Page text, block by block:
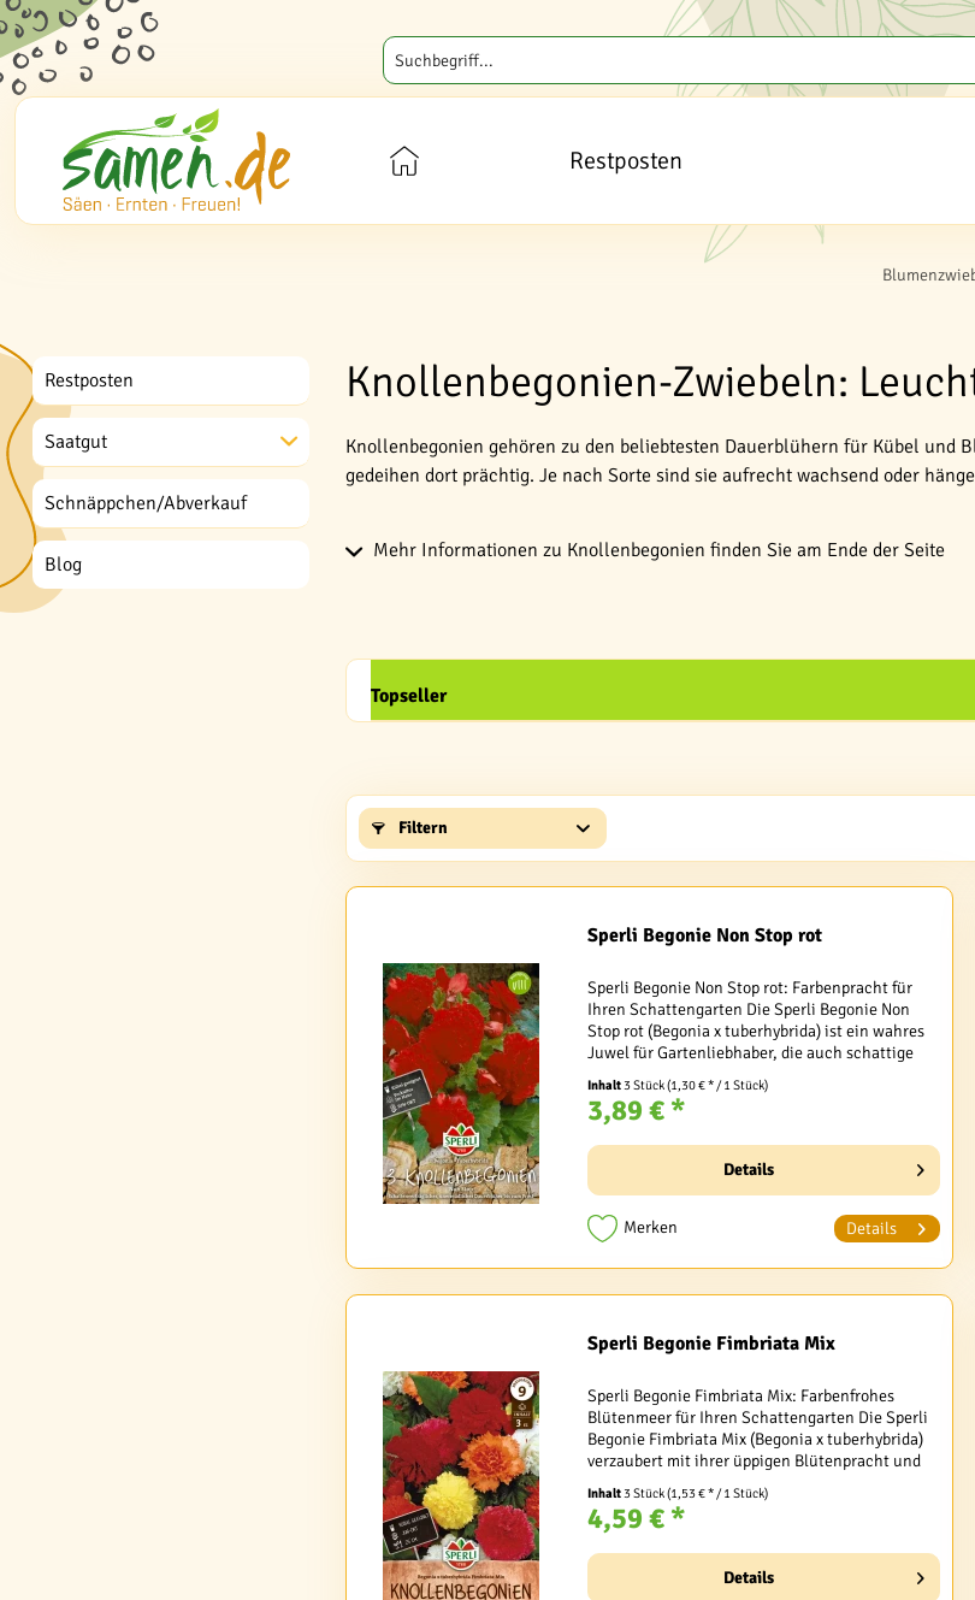
Restposten
Restposten
Saatgut
Schnäppchen/Abverkauf
Blog
Knollenbegonien-Zwiebeln:
Knollenbegonien gehören zu den beliebtesten Dauerblühern für Kübel und
gedeihen dort prächtig. Je nach Sorte sind sie aufrecht wachsend oder
Mehr Informationen zu Knollenbegonien finden Sie am Ende der Seite
Topseller
Filtern
Sperli Begonie Non Stop rot
Sperli Begonie Non Stop rot: Farbenpracht für
Ihren Schattengarten Die Sperli Begonie Non
Stop rot (Begonia x tuberhybrida) ist ein wahres
Juwel für Gartenliebhaber, die auch schattige
Bereiche in blühende Oasen verwandeln
möchten. Mit...
Inhalt3 Stück(1,30 € * / 1 Stück)
3,89 € *
Details
Merken Details
Sperli Begonie Fimbriata Mix
Sperli Begonie Fimbriata Mix: Farbenfrohes
Blütenmeer für Ihren Schattengarten Die Sperli
Begonie Fimbriata Mix (Begonia x tuberhybrida)
verzaubert mit ihrer üppigen Blütenpracht und
ist die perfekte Wahl für Gartenliebhaber, die
auch...
Inhalt3 Stück(1,53 € * / 1 Stück)
4,59 € *
Details